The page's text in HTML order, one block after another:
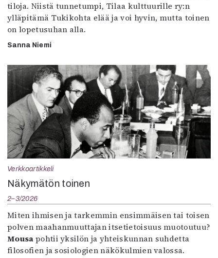
tiloja. Niistä tunnetumpi, Tilaa kulttuurille ry:n
ylläpitämä Tukikohta elää ja voi hyvin, mutta toinen
on lopetusuhan alla.
Sanna Niemi
Verkkoartikkeli
Näkymätön toinen
2–3/2026
Miten ihmisen ja tarkemmin ensimmäisen tai toisen
polven maahanmuuttajan itsetietoisuus muotoutuu?
Mousa pohtii yksilön ja yhteiskunnan suhdetta
filosofien ja sosiologien näkökulmien valossa.